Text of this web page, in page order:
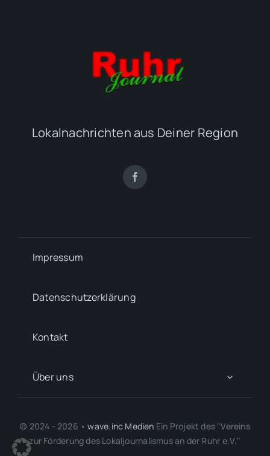
Lokalnachrichten aus Deiner Region
Impressum
Datenschutzerklärung
Kontakt
Über uns
© 2024 - 2026 •wave.inc Medien Ein Projekt des "Vereins
zur Förderung des Lokaljournalismus an der Ruhr e.V."